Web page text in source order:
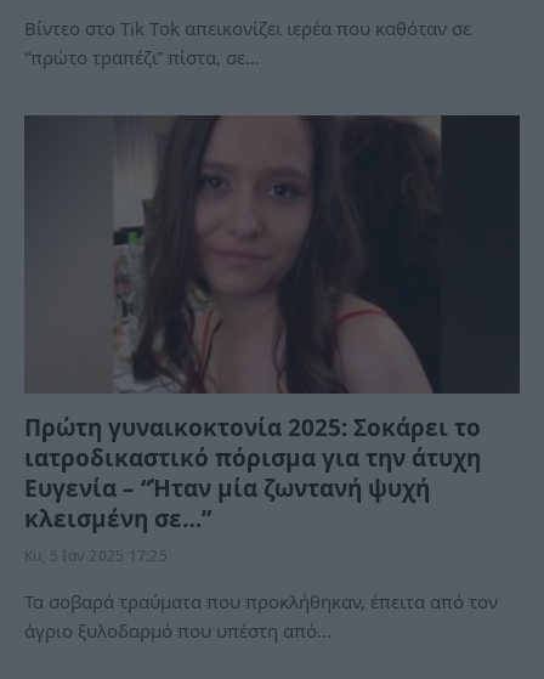
Βίντεο στο Τik Τok απεικονίζει ιερέα που καθόταν σε
“πρώτο τραπέζι” πίστα, σε…
Πρώτη γυναικοκτονία 2025: Σοκάρει το
ιατροδικαστικό πόρισμα για την άτυχη
Ευγενία – “Ήταν μία ζωντανή ψυχή
κλεισμένη σε…”
Κυ, 5 Ιαν 2025 17:25
Τα σοβαρά τραύματα που προκλήθηκαν, έπειτα από τον
άγριο ξυλοδαρμό που υπέστη από…